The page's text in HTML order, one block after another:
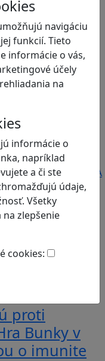
navigáciu
funkcií. Tieto
informácie o vás,
účely
na
informácie o
napríklad
a či ste
údaje,
Všetky
zlepšenie
cookies:
ste
Wildlife
z rodiny,…
proti
Bunky v
o imunite